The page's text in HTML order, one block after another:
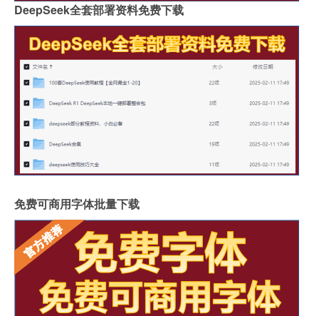
DeepSeek全套部署资料免费下载
免费可商用字体批量下载